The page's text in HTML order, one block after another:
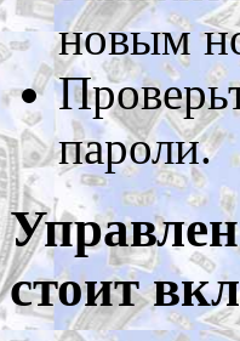
новым
пароли.
стоит